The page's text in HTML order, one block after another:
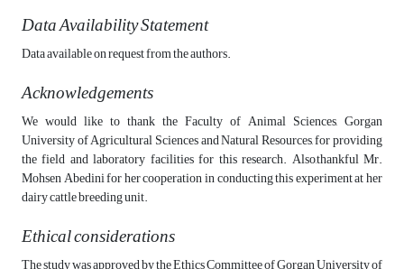
Data Availability Statement
Data available on request from the authors.
Acknowledgements
We would like to thank the Faculty of Animal Sciences, Gorgan
University of Agricultural Sciences and Natural Resources, for providing
the field and laboratory facilities for this research. Also,thankful Mr.
Mohsen Abedini for her cooperation in conducting this experiment at her
dairy cattle breeding unit.
Ethical considerations